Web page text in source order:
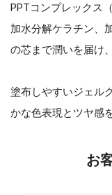
PPTコンプレックス
加水分解ケラチン、
の芯まで潤いを届け
塗布しやすいジェル
かな色表現とツヤ感
お